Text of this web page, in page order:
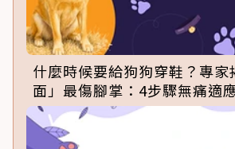
什麼時候要給狗狗穿鞋？專家
面」最傷腳掌：4步驟無痛適